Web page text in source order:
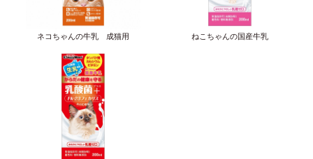
ネコちゃんの牛乳 成猫用 ねこちゃんの国産牛乳